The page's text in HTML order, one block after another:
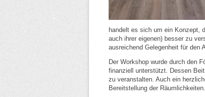
handelt es sich um ein Konzept,
auch ihrer eigenen) besser zu
ausreichend Gelegenheit für den
Der Workshop wurde durch den
finanziell unterstützt. Dessen
zu veranstalten. Auch ein
Bereitstellung der Räumlichkeiten.